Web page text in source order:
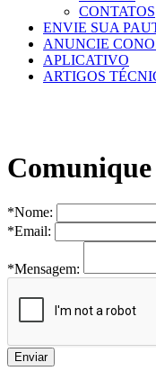
CONTATOS
ENVIE SUA
ANUNCIE
APLICATIVO
ARTIGOS
*Nome:
*Email:
*Mensagem: